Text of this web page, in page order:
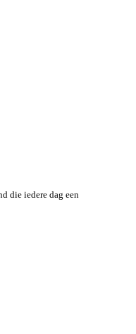
die iedere dag een